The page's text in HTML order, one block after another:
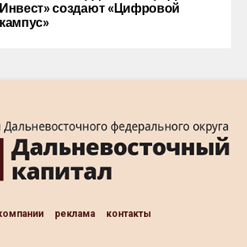
Инвест» создают «Цифровой
кампус»
реклама контакты